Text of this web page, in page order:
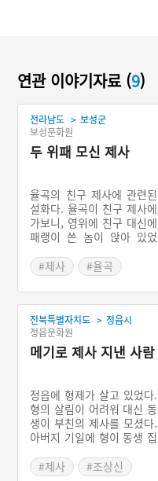
연관 이야기자료 (9)
전라남도 > 보성군
보성문화원
두 위패 모신 제사
율곡의 친구 제사에 관련된
설화다. 율곡이 친구 제사에
가보니, 영위에 친구 대신에
패랭이 쓴 놈이 앉아 있었
어찌 된 영문인지 어머니께
여쭤보라고 하자, 어머니는
자신의 친딸과 찬모의 아들
을 바꿔치기 했다고 실토한
다. 율곡은 친구 아들에게
제사 당일에 두 개의 제사상
을 준비해서 하나는 문간방
에, 또 다른 하나는 영위에
해서 아들의 친부는 문간방
에, 친구는 영위에 있는 제
사상을 차지하게 되었다는
이야기다.
#제사
#율곡
전북특별자치도 > 정읍시
정읍문화원
메기로 제사 지낸 사람
정읍에 형제가 살고 있었다.
형의 살림이 어려워 대신 동
생이 부친의 제사를 모셨다.
아버지 기일에 형이 동생 집
제수가 제물을 준비하며 푸
#제사
#조상신